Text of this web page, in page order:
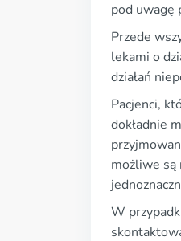
pod uwagę
Przede
lekami o
działań
Pacjenci,
dokładnie
możliwe są
W